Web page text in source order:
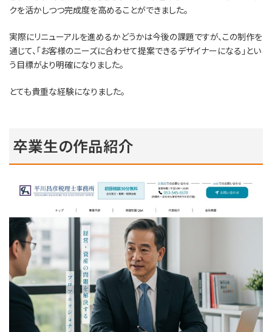
クを活かしつつ完成度を高めることができました。
実際にリニューアルを進めるかどうかは今後の課題ですが、この制作を
通じて、「お客様のニーズに合わせて提案できるデザイナーになる」とい
う目標がより明確になりました。
とても貴重な経験になりました。
卒業生の作品紹介